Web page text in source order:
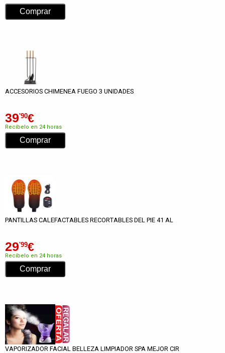
ACCESORIOS CHIMENEA FUEGO 3 UNIDADES
39'90€
Recíbelo en 24 horas
PANTILLAS CALEFACTABLES RECORTABLES DEL PIE 41 AL
29'99€
Recíbelo en 24 horas
VAPORIZADOR FACIAL BELLEZA LIMPIADOR SPA MEJOR CIR